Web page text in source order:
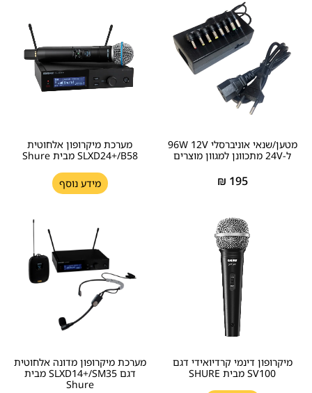
מטען/שנאי אוניברסלי 96W 12V
ל-24V מתכוונן למגוון מוצרים
195
₪
מערכת מיקרופון אלחוטית
SLXD24+/B58 מבית Shure
מידע נוסף
מיקרופון דינמי קרדיואידי דגם
SV100 מבית SHURE
מערכת מיקרופון מדונה אלחוטית
דגם SLXD14+/SM35 מבית
Shure